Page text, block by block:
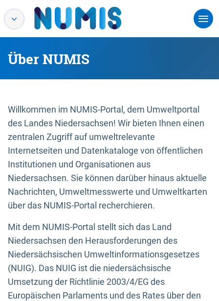
Über NUMIS
Willkommen im NUMIS-Portal, dem Umweltportal
des Landes Niedersachsen! Wir bieten Ihnen einen
zentralen Zugriff auf umweltrelevante
Internetseiten und Datenkataloge von öffentlichen
Institutionen und Organisationen aus
Niedersachsen. Sie können darüber hinaus aktuelle
Nachrichten, Umweltmesswerte und Umweltkarten
über das NUMIS-Portal recherchieren.
Mit dem NUMIS-Portal stellt sich das Land
Niedersachsen den Herausforderungen des
Niedersächsischen Umweltinformationsgesetzes
(NUIG). Das NUIG ist die niedersächsische
Umsetzung der Richtlinie 2003/4/EG des
Europäischen Parlaments und des Rates über den